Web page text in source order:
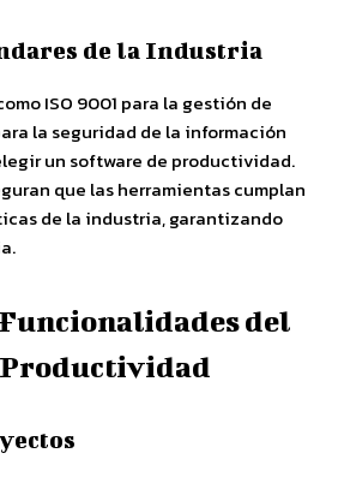
de la Industria
ISO 9001 para la gestión de
la seguridad de la información
un software de productividad.
que las herramientas cumplan
de la industria, garantizando
del
Productividad